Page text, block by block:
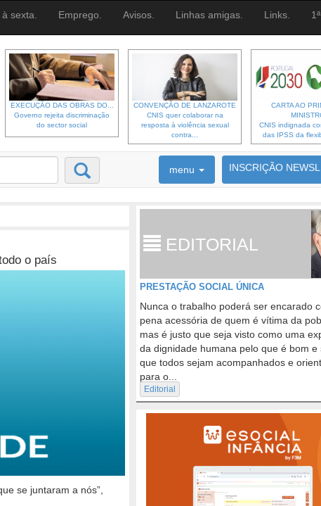
sexta. Emprego. Avisos. Linhas amigas. Links.
EXECUÇÃO DAS OBRAS DO...
Governo rejeita discriminação
do sector social
CONVENÇÃO DE LANZAROTE
CNIS quer colaborar na
resposta à violência sexual
contra...
CARTA AO
CNIS indignada
das IPSS da
menu INSCRIÇÃO
6692 membros
o país
se juntaram a nós”,
EDITORIAL
PRESTAÇÃO SOCIAL ÚNICA
Nunca o trabalho poderá ser encarado
pena acessória de quem é vítima da
mas é justo que seja visto como uma
da dignidade humana pelo que é bom e
que todos sejam acompanhados e
para o...
Editorial